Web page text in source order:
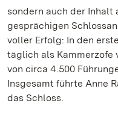
sondern auch der Inhalt
gesprächigen
voller Erfolg: In den
täglich als Kammerzofe
von circa 4.500
Insgesamt führte Anne
das Schloss.